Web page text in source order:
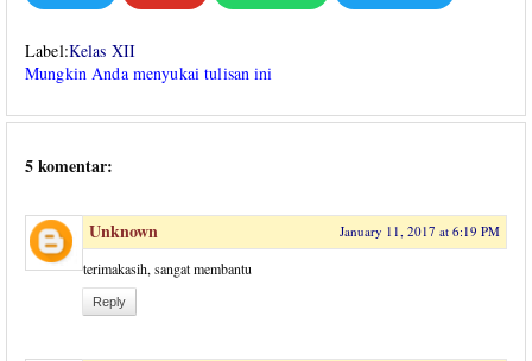
Label:Kelas XII
Mungkin Anda menyukai tulisan ini
5 komentar:
Unknown January 11, 2017 at 6:19 PM
terimakasih, sangat membantu
Reply